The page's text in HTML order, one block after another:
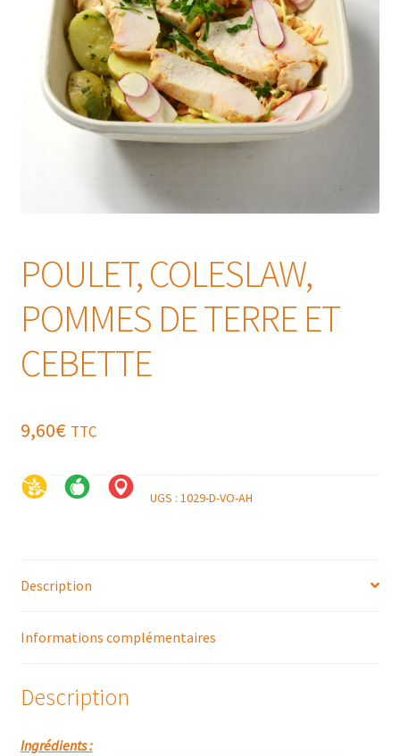
POULET, COLESLAW,
POMMES DE TERRE ET
CEBETTE
9,60€ TTC
UGS : 1029-D-VO-AH
Description
Informations complémentaires
Description
Ingrédients :